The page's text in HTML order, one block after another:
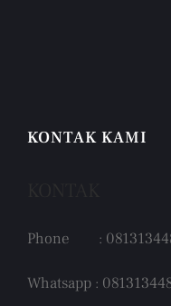
KONTAK KAMI
Phone :
Whatsapp :